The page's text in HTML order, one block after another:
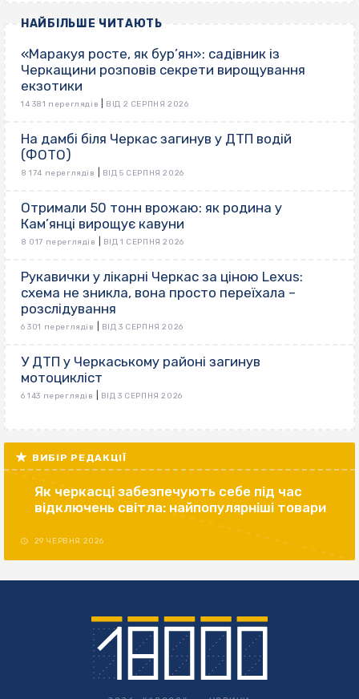
НАЙБІЛЬШЕ ЧИТАЮТЬ
«Маракуя росте, як бур’ян»: садівник із
Черкащини розповів секрети вирощування
екзотики
14 381 переглядів ВІД 2 СЕРПНЯ 2026
На дамбі біля Черкас загинув у ДТП водій
(ФОТО)
8 174 переглядів ВІД 5 СЕРПНЯ 2026
Отримали 50 тонн врожаю: як родина у
Кам’янці вирощує кавуни
8 017 переглядів ВІД 1 СЕРПНЯ 2026
Рукавички у лікарні Черкас за ціною Lexus:
схема не зникла, вона просто переїхала –
розслідування
6 301 переглядів ВІД 3 СЕРПНЯ 2026
У ДТП у Черкаському районі загинув
мотоцикліст
6 143 переглядів ВІД 3 СЕРПНЯ 2026
ВИБІР РЕДАКЦІЇ
Як черкасці забезпечують себе під час
відключень світла: найпопулярніші товари
29 ЧЕРВНЯ 2026